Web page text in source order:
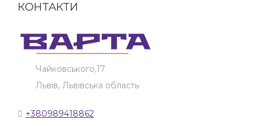
КОНТАКТИ
Чайковського,17
Львів, Львівська область
+380989418862